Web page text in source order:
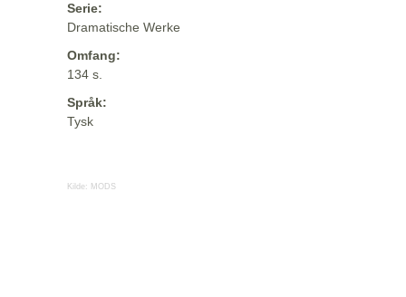
Serie:
Dramatische Werke
Omfang:
134 s.
Språk:
Tysk
Kilde: MODS